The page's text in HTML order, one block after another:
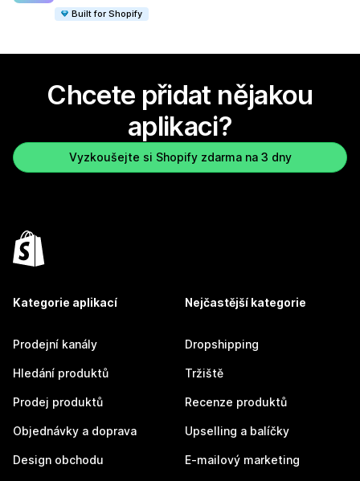
Built for Shopify
Chcete přidat nějakou
aplikaci?
Vyzkoušejte si Shopify zdarma na 3 dny
Kategorie aplikací
Prodejní kanály
Hledání produktů
Prodej produktů
Objednávky a doprava
Design obchodu
Nejčastější kategorie
Dropshipping
Tržiště
Recenze produktů
Upselling a balíčky
E-mailový marketing